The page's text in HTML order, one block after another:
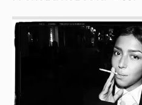
Рублёвские дочки